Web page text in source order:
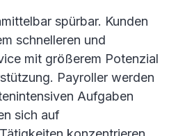
spürbar. Kunden
schnelleren und
mit größerem Potenzial
Payroller werden
Aufgaben
sich auf